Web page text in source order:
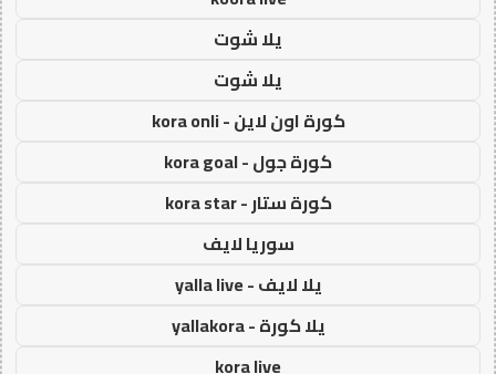
يلا شوت
يلا شوت
كورة اون لاين - kora onli
كورة جول - kora goal
كورة ستار - kora star
سوريا لايف
يلا لايف - yalla live
يلا كورة - yallakora
kora live